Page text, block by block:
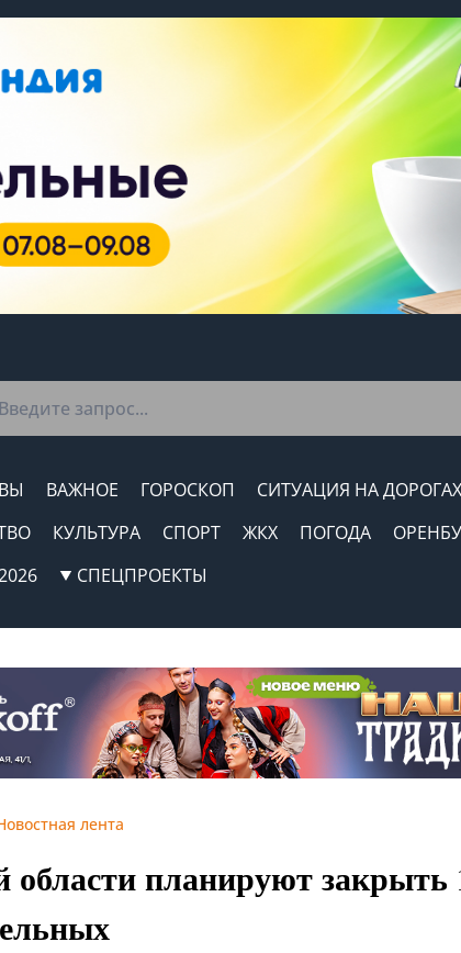
ВАЖНОЕ ГОРОСКОП СИТУАЦИЯ НА ДОРОГАХ
КУЛЬТУРА СПОРТ ЖКХ ПОГОДА
СПЕЦПРОЕКТЫ
лента
области планируют закрыть